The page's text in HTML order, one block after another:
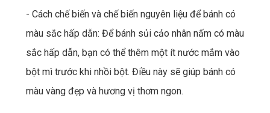
- Cách chế biến và chế biến nguyên liệu để bánh có
màu sắc hấp dẫn: Để bánh sủi cảo nhân nấm có màu
sắc hấp dẫn, bạn có thể thêm một ít nước mắm vào
bột mì trước khi nhồi bột. Điều này sẽ giúp bánh có
màu vàng đẹp và hương vị thơm ngon.